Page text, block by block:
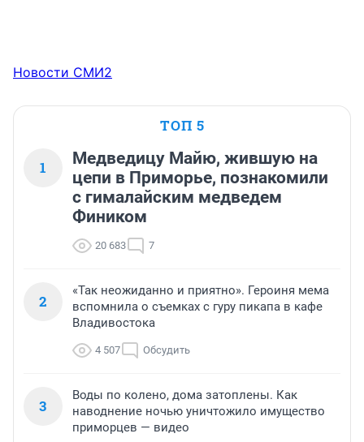
Новости СМИ2
ТОП 5
1
Медведицу Майю, жившую на
цепи в Приморье, познакомили
с гималайским медведем
Фиником
20 683 7
2
«Так неожиданно и приятно». Героиня мема
вспомнила о съемках с гуру пикапа в кафе
Владивостока
4 507 Обсудить
3
Воды по колено, дома затоплены. Как
наводнение ночью уничтожило имущество
приморцев — видео